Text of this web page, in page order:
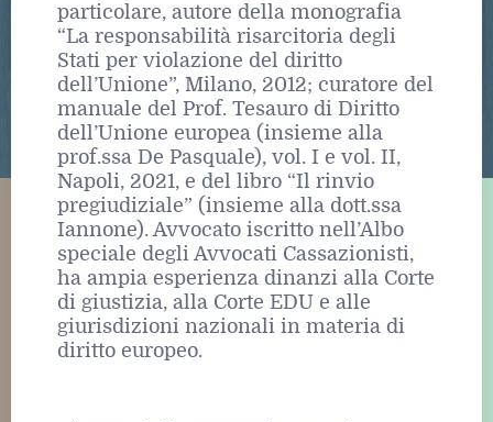
particolare, autore della monografia
“La responsabilità risarcitoria degli
Stati per violazione del diritto
dell’Unione”, Milano, 2012; curatore del
manuale del Prof. Tesauro di Diritto
dell’Unione europea (insieme alla
prof.ssa De Pasquale), vol. I e vol. II,
Napoli, 2021, e del libro “Il rinvio
pregiudiziale” (insieme alla dott.ssa
Iannone). Avvocato iscritto nell’Albo
speciale degli Avvocati Cassazionisti,
ha ampia esperienza dinanzi alla Corte
di giustizia, alla Corte EDU e alle
giurisdizioni nazionali in materia di
diritto europeo.